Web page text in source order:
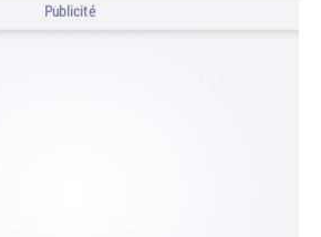
Publicité